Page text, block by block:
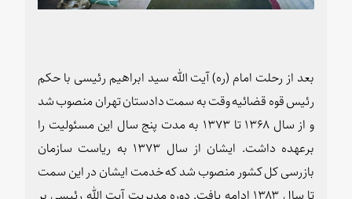
بعد از رحلت امام (ره) آیت الله سید ابراهیم رئیسی با حکم
رئیس قوه قضائیه وقت به سمت دادستان تهران منصوب شد
و از سال ۱۳۶۸ تا ۱۳۷۳ به مدت پنج سال این مسئولیت را
برعهده داشت. ایشان از سال ۱۳۷۳ به ریاست سازمان
بازرسی کل کشور منصوب شد که خدمت ایشان در این سمت
تا سال ۱۳۸۳ ادامه یافت. دوره مدیریت آیت الله رئیسی بر